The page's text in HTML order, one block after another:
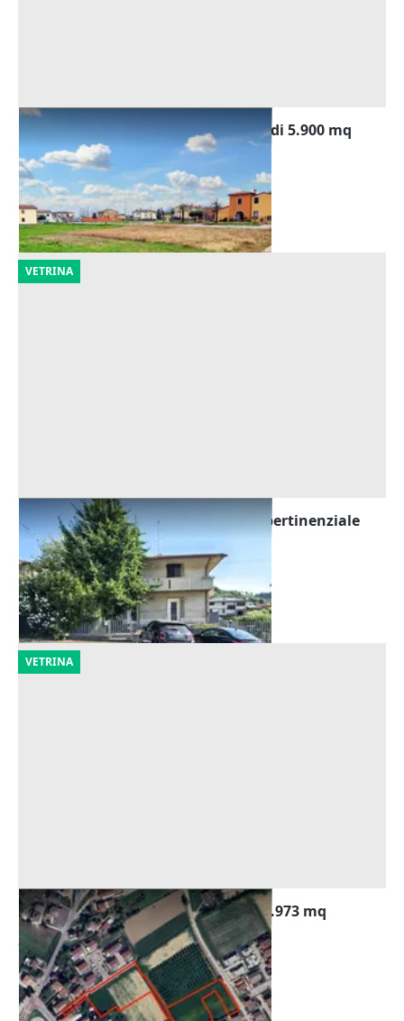
Asta Terreni edificabili residenziali di 5.900 mq
Castegnero (Vicenza)
Offerta minima
85.000 €
16/11/2026
VETRINA
Asta Casa indipendente con corte pertinenziale
Barbarano Mossano (Vicenza)
Offerta minima
180.000 €
22/10/2026
VETRINA
Asta Appezzamenti di terreno di 12.973 mq
Vigodarzere (Padova)
Offerta minima
79.488 €
15/09/2026